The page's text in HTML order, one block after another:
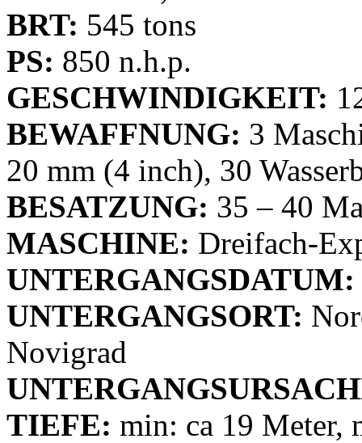
BRT: 545 tons
PS: 850 n.h.p.
GESCHWINDIGKEIT:
BEWAFFNUNG: 3
20 mm (4 inch), 30
BESATZUNG: 35 – 40
MASCHINE: Dreifach-
UNTERGANGSDATUM:
UNTERGANGSORT:
Novigrad
TIEFE: min: ca 19 Meter,